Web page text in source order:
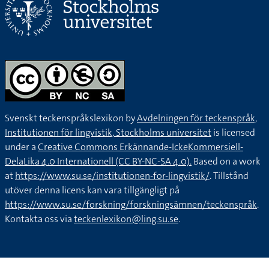
Svenskt teckenspråkslexikon byAvdelningen för teckenspråk,
Institutionen för lingvistik, Stockholms universitetis licensed
under aCreative Commons Erkännande-IckeKommersiell-
DelaLika 4.0 Internationell (CC BY-NC-SA 4.0).Based on a work
athttps://www.su.se/institutionen-for-lingvistik/. Tillstånd
utöver denna licens kan vara tillgängligt på
https://www.su.se/forskning/forskningsämnen/teckenspråk.
Kontakta oss viateckenlexikon@ling.su.se.